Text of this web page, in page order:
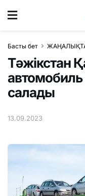
Басты бет
Тәжікстан
салады
13.09.2023